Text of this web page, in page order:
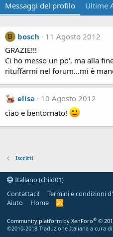
Messaggi del profilo Ultime
B bosch
11 Agosto 2012
GRAZIE!!!
Ci ho messo un po', ma alla
rituffarmi nel forum...mi è
elisa
10 Agosto 2012
ciao e bentornato!
Iscritti
Italiano (child01)
Contattaci!
Termini e condizioni
Aiuto
Home
R
Community platform by XenForo® ©
©2010-2018 Traduzione Italiana a cura di